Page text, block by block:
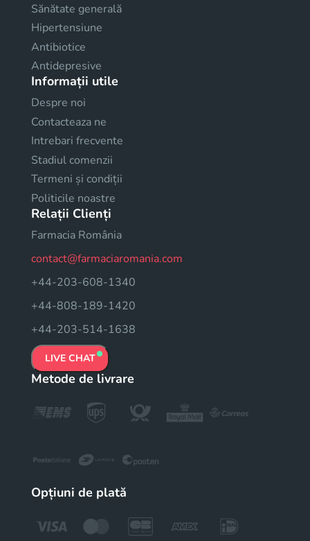
Sănătate generală
Hipertensiune
Antibiotice
Antidepresive
Informații utile
Despre noi
Contacteaza ne
Intrebari frecvente
Stadiul comenzii
Termeni și condiții
Politicile noastre
Relații Clienți
Farmacia România
contact@farmaciaromania.com
+44-203-608-1340
+44-808-189-1420
+44-203-514-1638
LIVE CHAT
Metode de livrare
Opțiuni de plată